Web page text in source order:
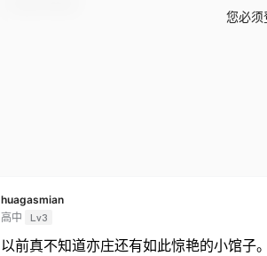
您必须
huagasmian
高中
Lv3
以前真不知道亦庄还有如此惊艳的小馆子